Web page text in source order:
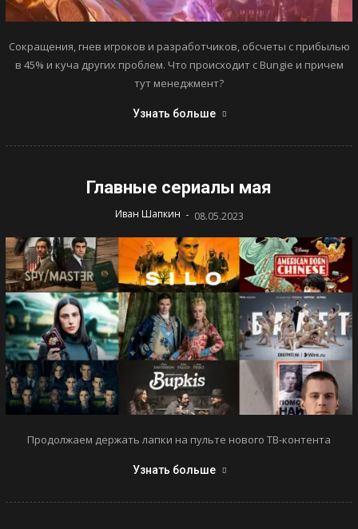
Сокращения, гнев игроков и разработчиков, обсчеты с прибылью
в 45% и куча других проблем. Что происходит с Bungie и причем
тут менеджмент?
Узнать больше
Главные сериалы мая
Иван Шапкин - 08.05.2023
Продолжаем держать лапки на пульте нового ТВ-контента
Узнать больше